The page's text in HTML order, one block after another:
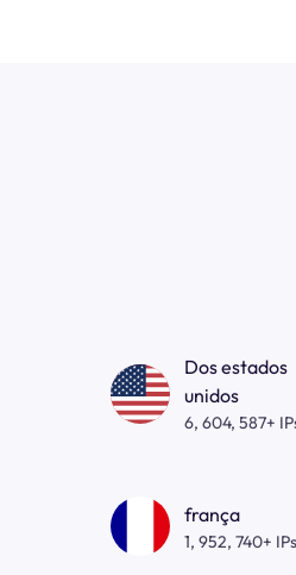
Dos estados
unidos
6, 604, 587+
frança
1, 952, 740+ IPs